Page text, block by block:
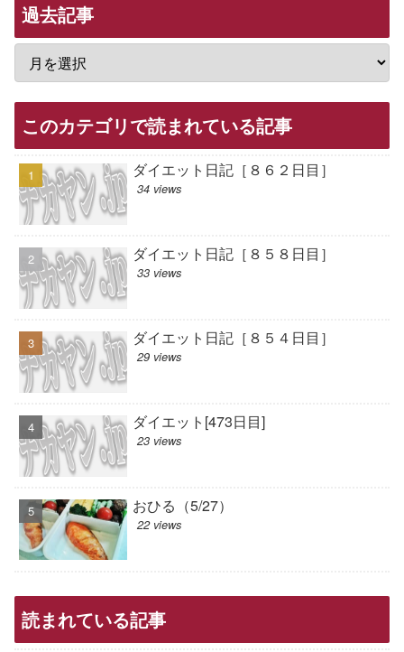
過去記事
このカテゴリで読まれている記事
ダイエット日記［８６２日目］
34 views
ダイエット日記［８５８日目］
33 views
ダイエット日記［８５４日目］
29 views
ダイエット[473日目]
23 views
おひる（5/27）
22 views
読まれている記事